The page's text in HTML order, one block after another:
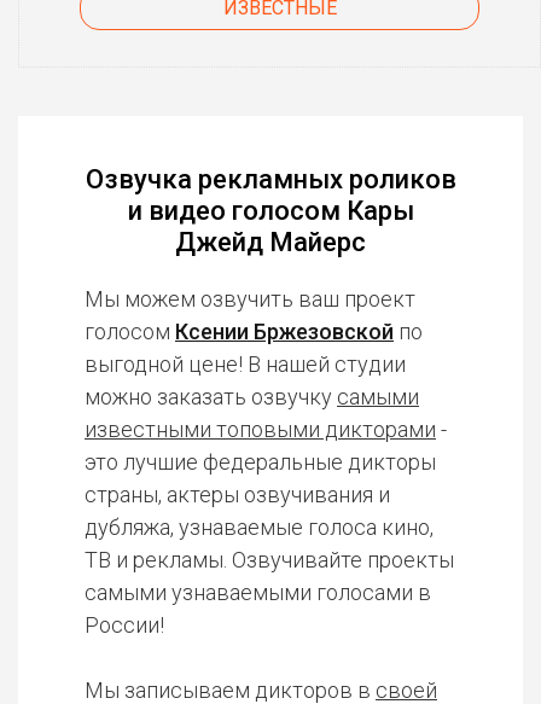
ИЗВЕСТНЫЕ
Озвучка рекламных роликов
и видео голосом Кары
Джейд Майерс
Мы можем озвучить ваш проект
голосом Ксении Бржезовской по
выгодной цене! В нашей студии
можно заказать озвучку самыми
известными топовыми дикторами -
это лучшие федеральные дикторы
страны, актеры озвучивания и
дубляжа, узнаваемые голоса кино,
ТВ и рекламы. Озвучивайте проекты
самыми узнаваемыми голосами в
России!
Мы записываем дикторов в своей